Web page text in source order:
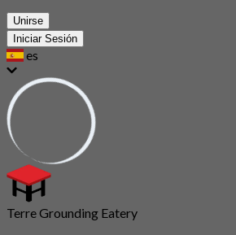
Unirse
Iniciar Sesión
es
Terre Grounding Eatery